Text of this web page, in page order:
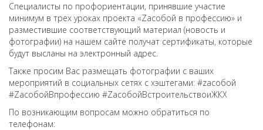
Специалисты по профориентации, принявшие участие
минимум в трех уроках проекта «Zасобой в профессию» и
разместившие соответствующий материал (новость и
фотографии) на нашем сайте получат сертификаты, которые
будут высланы на электронный адрес.
Также просим Вас размещать фотографии с ваших
мероприятий в социальных сетях с хэштегами: #zасобой
#ZaсобойВпрофессию #ZaсобойВстроительствоиЖКХ
По возникающим вопросам можно обратиться по
телефонам: